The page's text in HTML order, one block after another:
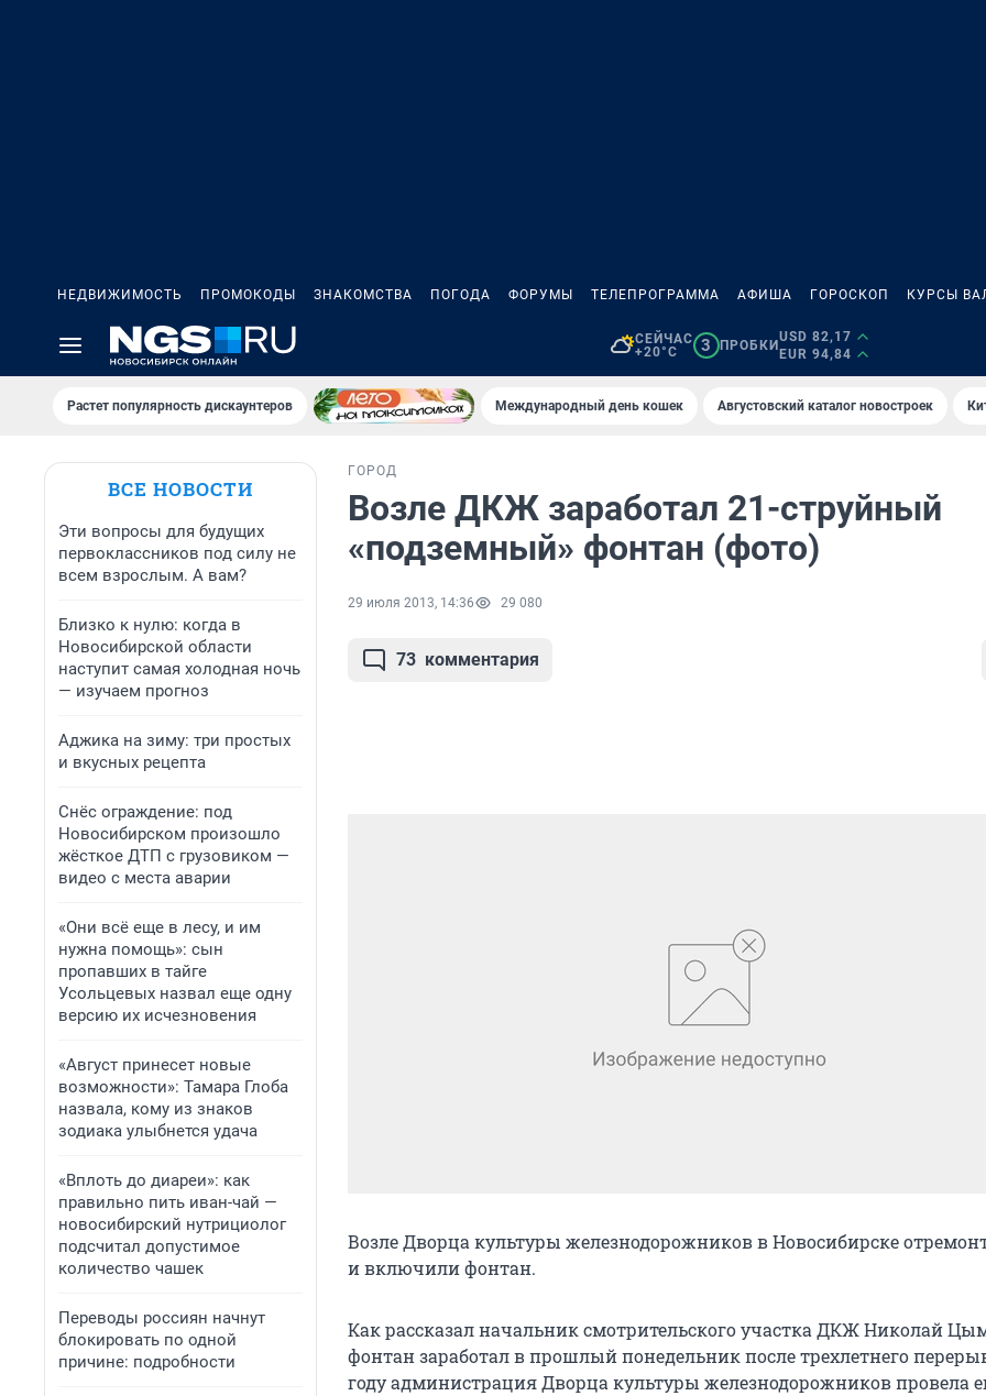
НЕДВИЖИМОСТЬ ПРОМОКОДЫ ЗНАКОМСТВА ПОГОДА ФОРУМЫ ТЕЛЕПРОГРАММА АФИША ГОРОСКОП КУРСЫ
СЕЙЧАС
+20°C
3 ПРОБКИ
USD 82,17
EUR 94,84
Растет популярность дискаунтеров Международный день кошек Августовский каталог новостроек
ВСЕ НОВОСТИ
Эти вопросы для будущих
первоклассников под силу не
всем взрослым. А вам?
Близко к нулю: когда в
Новосибирской области
наступит самая холодная ночь
— изучаем прогноз
Аджика на зиму: три простых
и вкусных рецепта
Снёс ограждение: под
Новосибирском произошло
жёсткое ДТП с грузовиком —
видео с места аварии
«Они всё еще в лесу, и им
нужна помощь»: сын
пропавших в тайге
Усольцевых назвал еще одну
версию их исчезновения
«Август принесет новые
возможности»: Тамара Глоба
назвала, кому из знаков
зодиака улыбнется удача
«Вплоть до диареи»: как
правильно пить иван-чай —
новосибирский нутрициолог
подсчитал допустимое
количество чашек
Переводы россиян начнут
блокировать по одной
причине: подробности
ГОРОД
Возле ДКЖ заработал 21-струйный
«подземный» фонтан (фото)
29 июля 2013, 14:36 29 080
73 комментария
Возле Дворца культуры железнодорожников в Новосибирске
и включили фонтан.
Как рассказал начальник смотрительского участка ДКЖ Николай
фонтан заработал в прошлый понедельник после трехлетнего
году администрация Дворца культуры железнодорожников провела